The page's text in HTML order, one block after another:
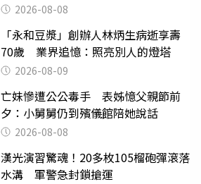
2026-08-08
「永和豆漿」創辦人林炳生病逝享壽
70歲 業界追憶：照亮別人的燈塔
2026-08-09
亡妹慘遭公公毒手 表姊憶父親節前
夕：小舅舅仍到殯儀館陪她說話
2026-08-08
漢光演習驚魂！20多枚105榴砲彈滾落
水溝 軍警急封鎖搶運